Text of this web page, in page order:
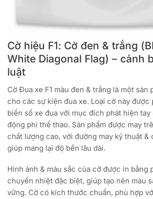
Cờ hiệu F1: Cờ đen & trắng
White Diagonal Flag) – cảnh
luật
Cờ Đua xe F1 màu đen & trắng là một sản
cho các sự kiện đua xe. Loại cờ này được
biển số xe đua với mục đích phát hiện tay
động phi thể thao. Sản phẩm được may
chất lượng cao, với đường may kỹ thuật &
giúp mang lại độ bền lâu dài.
Hình ảnh & màu sắc của cờ được in bằng
chuyển nhiệt đặc biệt, giúp tạo nên màu
vững. Cờ có kích thước chuẩn, phù hợp